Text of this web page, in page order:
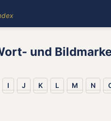
und
I J K L M N